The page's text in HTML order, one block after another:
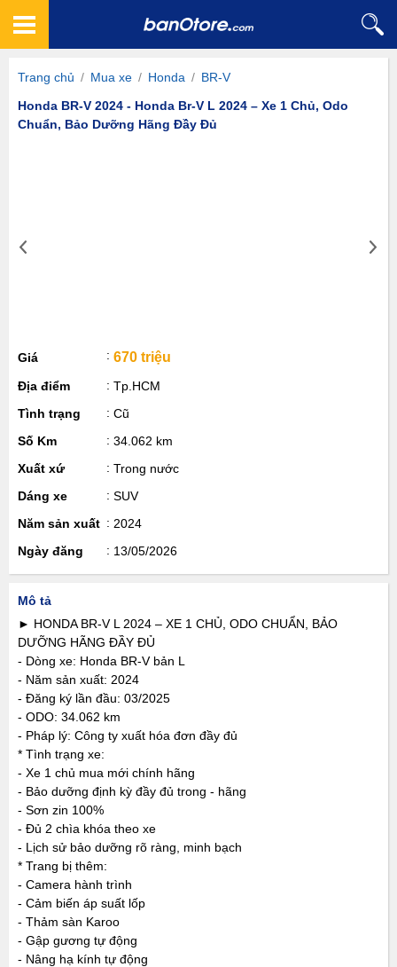
Trang chủ / Mua xe / Honda / BR-V
Honda BR-V 2024 - Honda Br-V L 2024 – Xe 1 Chủ, Odo
Chuẩn, Bảo Dưỡng Hãng Đầy Đủ
Giá 670 triệu
Địa điểm
Tp.HCM
Tình trạng
Cũ
Số Km
34.062 km
Xuất xứ
Trong nước
Dáng xe
SUV
Năm sản xuất
2024
Ngày đăng
13/05/2026
Mô tả
► HONDA BR-V L 2024 – XE 1 CHỦ, ODO CHUẨN, BẢO
DƯỠNG HÃNG ĐẦY ĐỦ
- Dòng xe: Honda BR‑V bản L
- Năm sản xuất: 2024
- Đăng ký lần đầu: 03/2025
- ODO: 34.062 km
- Pháp lý: Công ty xuất hóa đơn đầy đủ
* Tình trạng xe:
- Xe 1 chủ mua mới chính hãng
- Bảo dưỡng định kỳ đầy đủ trong - hãng
- Sơn zin 100%
- Đủ 2 chìa khóa theo xe
- Lịch sử bảo dưỡng rõ ràng, minh bạch
* Trang bị thêm:
- Camera hành trình
- Cảm biến áp suất lốp
- Thảm sàn Karoo
- Gập gương tự động
- Nâng hạ kính tự động